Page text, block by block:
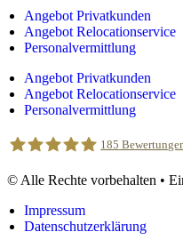
Angebot Privatkunden
Angebot Relocationservice
Personalvermittlung
Angebot Privatkunden
Angebot Relocationservice
Personalvermittlung
185
© Alle Rechte vorbehalten •
Impressum
Datenschutzerklärung